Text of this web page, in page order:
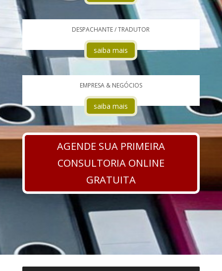
DESPACHANTE / TRADUTOR
saiba mais
EMPRESA & NEGÓCIOS
saiba mais
AGENDE SUA PRIMEIRA
CONSULTORIA ONLINE
GRATUITA